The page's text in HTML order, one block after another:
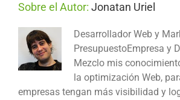
Sobre el Autor: Jonatan Uriel
Desarrollador Web y
PresupuestoEmpresa y
Mezclo mis
la optimización Web,
empresas tengan más visibilidad y